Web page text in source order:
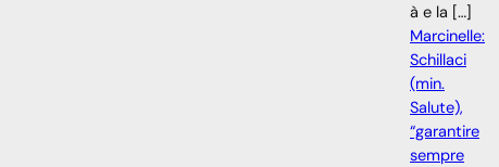
à e la […]
Marcinelle:
Schillaci
(min.
Salute),
“garantire
sempre